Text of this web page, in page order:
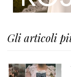
Gli articoli